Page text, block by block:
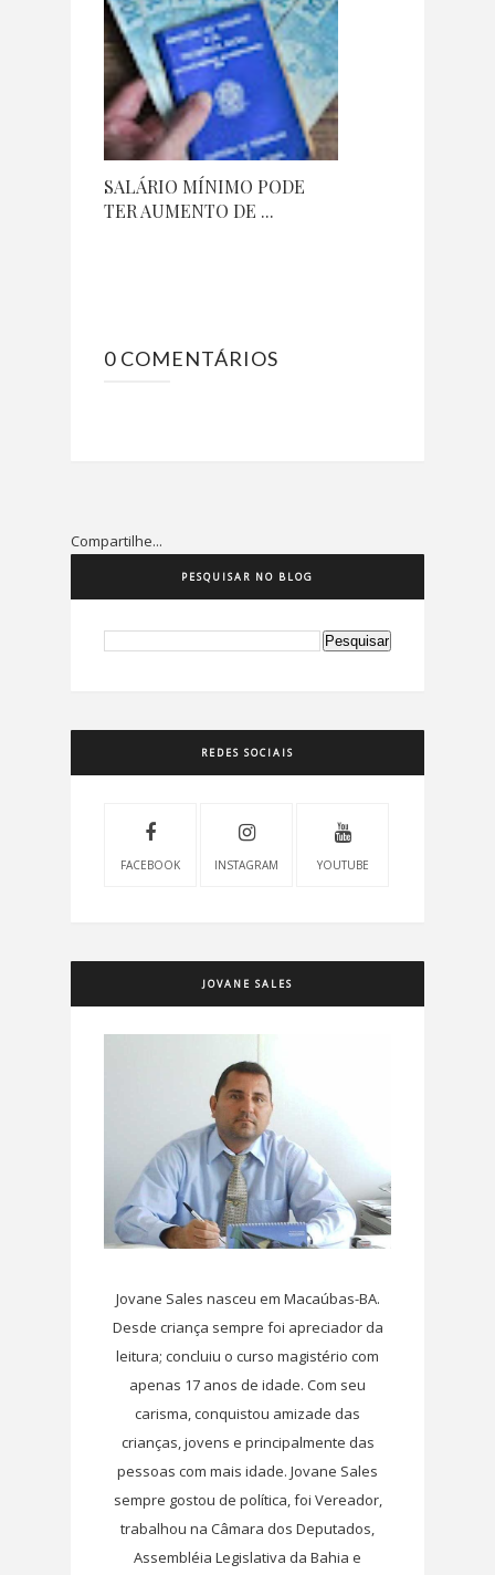
SALÁRIO MÍNIMO PODE
TER AUMENTO DE ...
0 COMENTÁRIOS
Compartilhe...
PESQUISAR NO BLOG
REDES SOCIAIS
FACEBOOK INSTAGRAM YOUTUBE
JOVANE SALES
Jovane Sales nasceu em Macaúbas-BA.
Desde criança sempre foi apreciador da
leitura; concluiu o curso magistério com
apenas 17 anos de idade. Com seu
carisma, conquistou amizade das
crianças, jovens e principalmente das
pessoas com mais idade. Jovane Sales
sempre gostou de política, foi Vereador,
trabalhou na Câmara dos Deputados,
Assembléia Legislativa da Bahia e